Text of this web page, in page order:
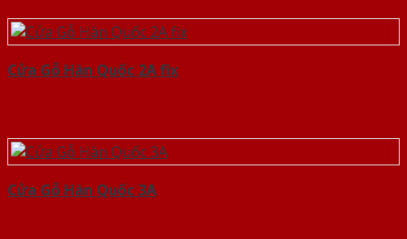
Cửa Gỗ Hàn Quốc 2A fix
Cửa Gỗ Hàn Quốc 3A